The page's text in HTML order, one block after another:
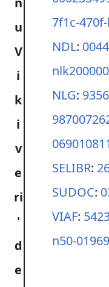
7f1c-
NDL:
NLG:
069010811
SELIBR:
SUDOC:
VIAF:
n50-